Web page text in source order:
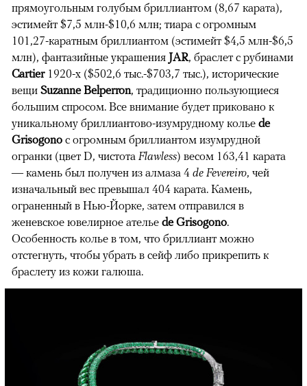
прямоугольным голубым бриллиантом (8,67 карата),
эстимейт $7,5 млн-$10,6 млн; тиара с огромным
101,27-каратным бриллиантом (эстимейт $4,5 млн-$6,5
млн), фантазийные украшения JAR, браслет с рубинами
Cartier1920-х ($502,6 тыс.-$703,7 тыс.), исторические
вещи Suzanne Belperron, традиционно пользующиеся
большим спросом. Все внимание будет приковано к
уникальному бриллиантово-изумрудному колье de
Grisogono с огромным бриллиантом изумрудной
огранки (цвет D, чистота Flawless) весом 163,41 карата
— камень был получен из алмаза 4 de Fevereiro, чей
изначальный вес превышал 404 карата. Камень,
ограненный в Нью-Йорке, затем отправился в
женевское ювелирное ателье de Grisogono.
Особенность колье в том, что бриллиант можно
отстегнуть, чтобы убрать в сейф либо прикрепить к
браслету из кожи галюша.